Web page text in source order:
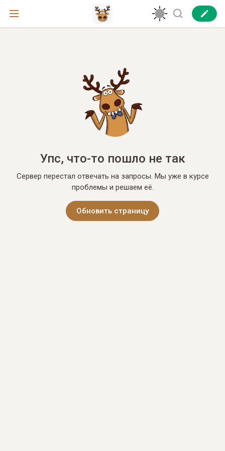
Упс, что-то пошло не так
Сервер перестал отвечать на запросы. Мы уже в курсе
проблемы и решаем её.
Обновить страницу